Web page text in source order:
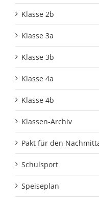
Klasse 2b
Klasse 3a
Klasse 3b
Klasse 4a
Klasse 4b
Klassen-Archiv
Pakt für den
Schulsport
Speiseplan